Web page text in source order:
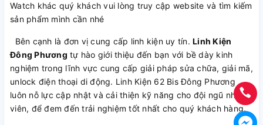
Watch khác quý khách vui lòng truy cập website và tìm kiếm
sản phẩm mình cần nhé
Bên cạnh là đơn vị cung cấp linh kiện uy tín. Linh Kiện
Đông Phương tự hào giới thiệu đến bạn với bề dày kinh
nghiệm trong lĩnh vực cung cấp giải pháp sửa chữa, giải mã,
unlock điện thoại di động. Linh Kiện 62 Bis Đông Phương
luôn nỗ lực cập nhật và cải thiện kỹ năng cho đội ngũ nhân
viên, để đem đến trải nghiệm tốt nhất cho quý khách hàng.